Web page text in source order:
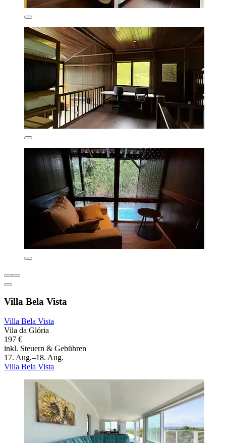
Villa Bela Vista
Villa Bela Vista
Vila da Glória
197 €
inkl. Steuern & Gebühren
17. Aug.–18. Aug.
Villa Bela Vista